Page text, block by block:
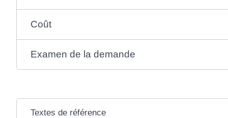
Coût
Examen de la demande
Textes de référence